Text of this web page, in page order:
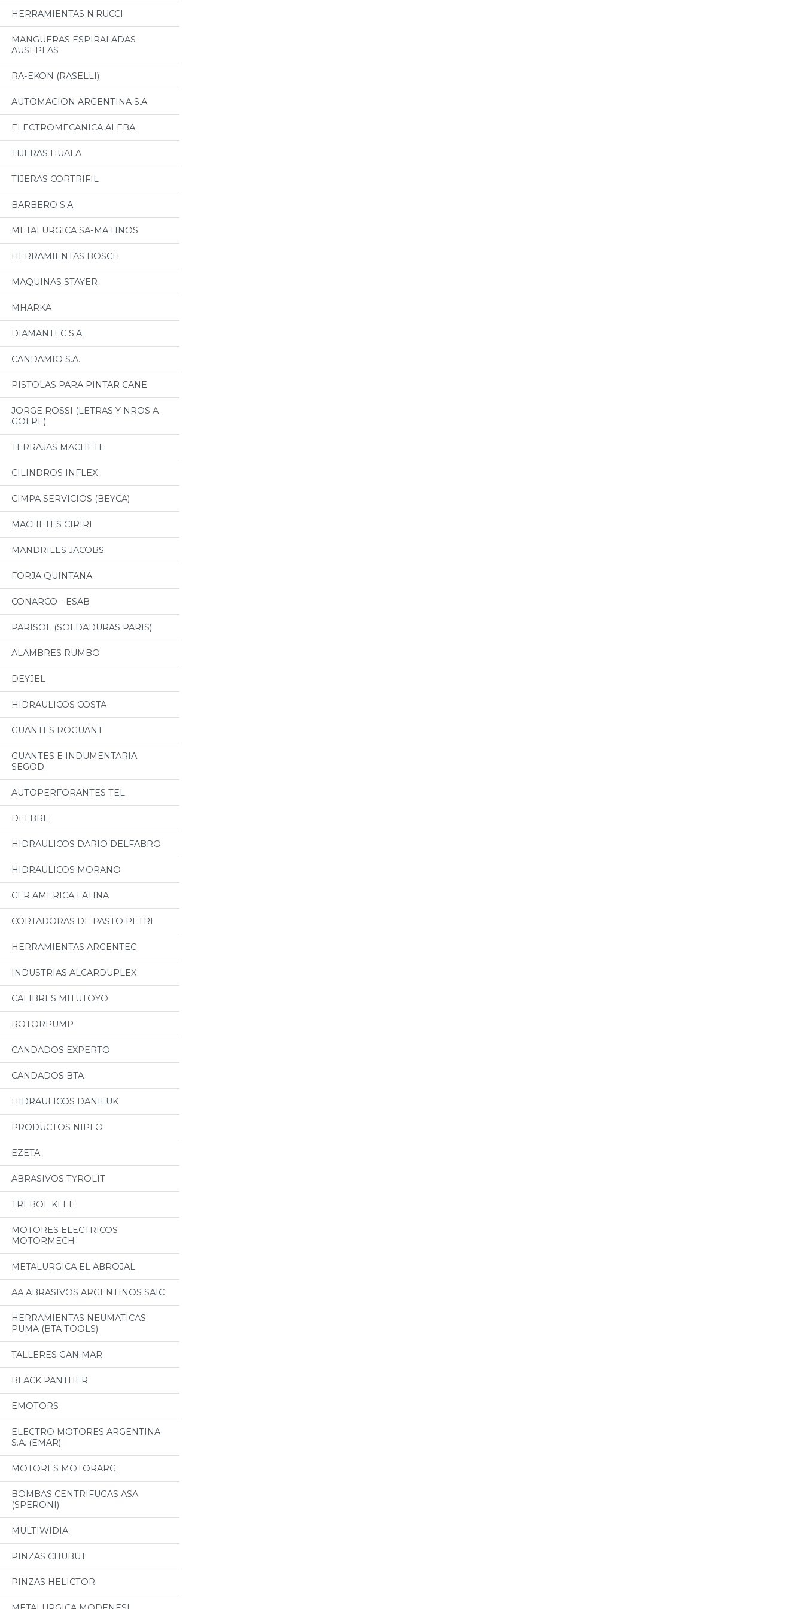
HERRAMIENTAS N.RUCCI
MANGUERAS ESPIRALADAS
AUSEPLAS
RA-EKON (RASELLI)
AUTOMACION ARGENTINA S.A.
ELECTROMECANICA ALEBA
TIJERAS HUALA
TIJERAS CORTRIFIL
BARBERO S.A.
METALURGICA SA-MA HNOS
HERRAMIENTAS BOSCH
MAQUINAS STAYER
MHARKA
DIAMANTEC S.A.
CANDAMIO S.A.
PISTOLAS PARA PINTAR CANE
JORGE ROSSI (LETRAS Y NROS A
GOLPE)
TERRAJAS MACHETE
CILINDROS INFLEX
CIMPA SERVICIOS (BEYCA)
MACHETES CIRIRI
MANDRILES JACOBS
FORJA QUINTANA
CONARCO - ESAB
PARISOL (SOLDADURAS PARIS)
ALAMBRES RUMBO
DEYJEL
HIDRAULICOS COSTA
GUANTES ROGUANT
GUANTES E INDUMENTARIA
SEGOD
AUTOPERFORANTES TEL
DELBRE
HIDRAULICOS DARIO DELFABRO
HIDRAULICOS MORANO
CER AMERICA LATINA
CORTADORAS DE PASTO PETRI
HERRAMIENTAS ARGENTEC
INDUSTRIAS ALCARDUPLEX
CALIBRES MITUTOYO
ROTORPUMP
CANDADOS EXPERTO
CANDADOS BTA
HIDRAULICOS DANILUK
PRODUCTOS NIPLO
EZETA
ABRASIVOS TYROLIT
TREBOL KLEE
MOTORES ELECTRICOS
MOTORMECH
METALURGICA EL ABROJAL
AA ABRASIVOS ARGENTINOS SAIC
HERRAMIENTAS NEUMATICAS
PUMA (BTA TOOLS)
TALLERES GAN MAR
BLACK PANTHER
EMOTORS
ELECTRO MOTORES ARGENTINA
S.A. (EMAR)
MOTORES MOTORARG
BOMBAS CENTRIFUGAS ASA
(SPERONI)
MULTIWIDIA
PINZAS CHUBUT
PINZAS HELICTOR